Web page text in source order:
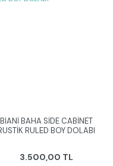
BİANİ BAHA SİDE CABİNET
RULED BOY DOLABI
3.500,00 TL